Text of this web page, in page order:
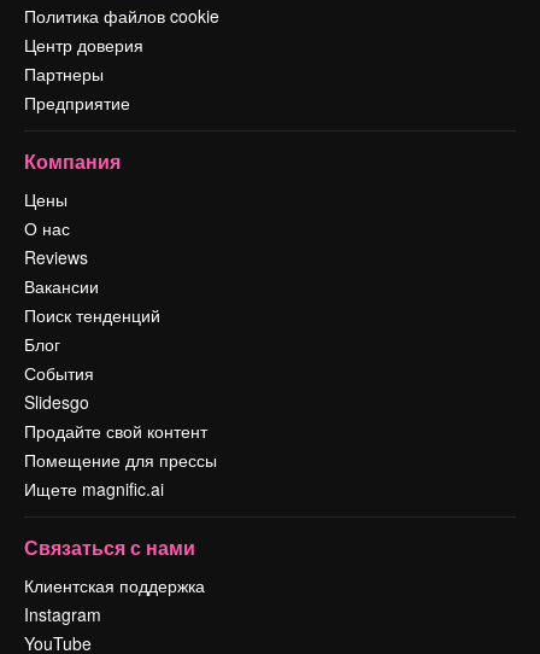
Политика файлов cookie
Центр доверия
Партнеры
Предприятие
Компания
Цены
О нас
Reviews
Вакансии
Поиск тенденций
Блог
События
Slidesgo
Продайте свой контент
Помещение для прессы
Ищете magnific.ai
Связаться с нами
Клиентская поддержка
Instagram
YouTube